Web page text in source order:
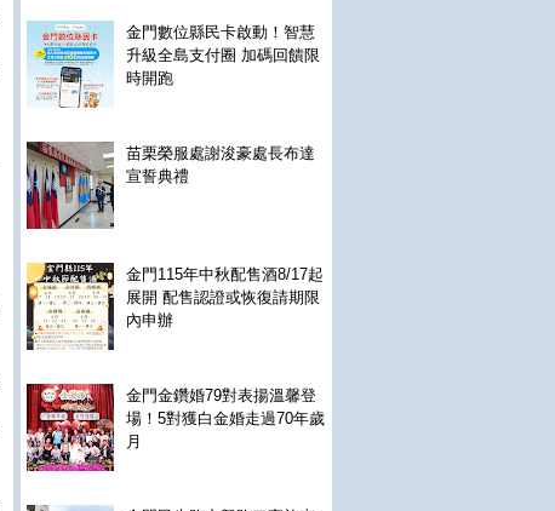
金門數位縣民卡啟動！智慧
升級全島支付圈 加碼回饋限
時開跑
苗栗榮服處謝浚豪處長布達
宣誓典禮
金門115年中秋配售酒8/17起
展開 配售認證或恢復請期限
內申辦
金門金鑽婚79對表揚溫馨登
場！5對獲白金婚走過70年歲
月